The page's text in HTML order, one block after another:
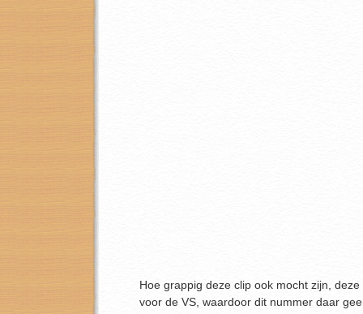
Hoe grappig deze clip ook mocht zijn,
voor de VS, waardoor dit nummer daar